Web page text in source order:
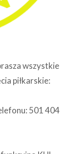
wszystkie
piłkarskie:
501 404